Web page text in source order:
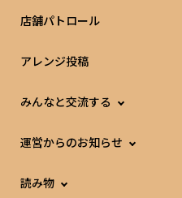
店舗パトロール
アレンジ投稿
みんなと交流する
運営からのお知らせ
読み物